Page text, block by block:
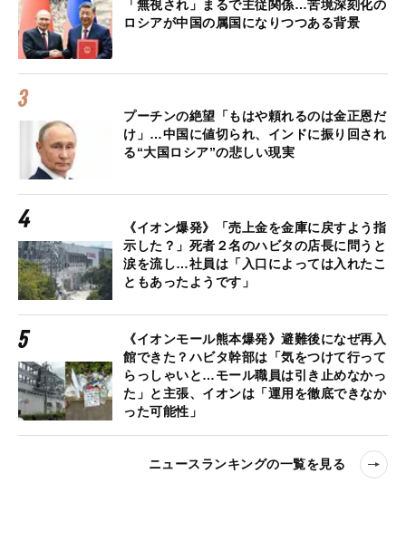
「無視され」まるで主従関係…苦境深刻化の
ロシアが中国の属国になりつつある背景
プーチンの絶望「もはや頼れるのは金正恩だ
け」…中国に値切られ、インドに振り回され
る“大国ロシア”の悲しい現実
《イオン爆発》「売上金を金庫に戻すよう指
示した？」死者２名のハビタの店長に問うと
涙を流し…社員は「入口によっては入れたこ
ともあったようです」
《イオンモール熊本爆発》避難後になぜ再入
館できた？ハビタ幹部は「気をつけて行って
らっしゃいと…モール職員は引き止めなかっ
た」と主張、イオンは「運用を徹底できなか
った可能性」
ニュースランキングの一覧を見る